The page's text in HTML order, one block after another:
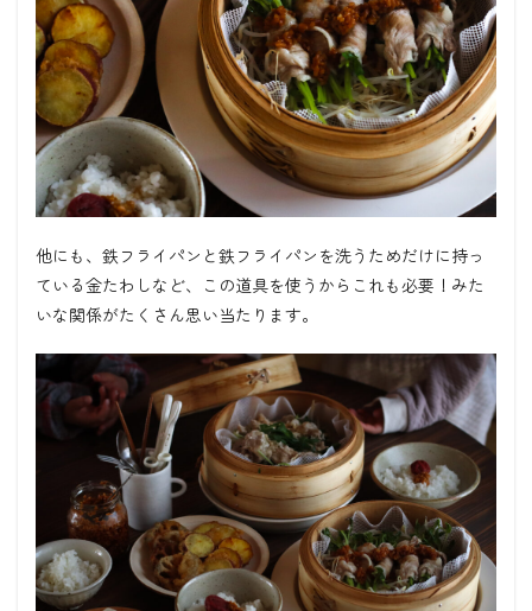
他にも、鉄フライパンと鉄フライパンを洗うためだけに持っ
ている金たわしなど、この道具を使うからこれも必要！みた
いな関係がたくさん思い当たります。